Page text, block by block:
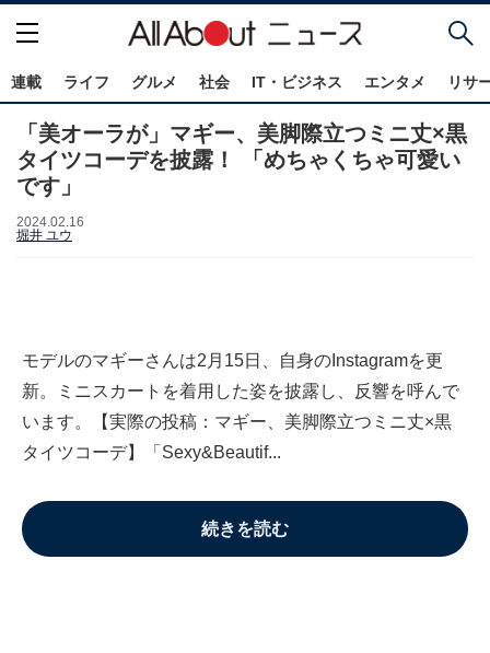
連載 ライフ グルメ 社会 IT・ビジネス エンタメ リサ
「美オーラが」マギー、美脚際立つミニ丈×黒
タイツコーデを披露！ 「めちゃくちゃ可愛い
です」
2024.02.16
堀井 ユウ
モデルのマギーさんは2月15日、自身のInstagramを更
新。ミニスカートを着用した姿を披露し、反響を呼んで
います。【実際の投稿：マギー、美脚際立つミニ丈×黒
タイツコーデ】「Sexy&Beautif...
続きを読む